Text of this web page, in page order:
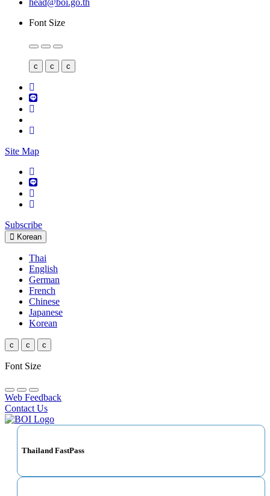
head@boi.go.th
Font Size
c c c
Site Map
Subscribe
Korean
Thai
English
German
French
Chinese
Japanese
Korean
c c c
Font Size
Web Feedback
Contact Us
Thailand FastPass